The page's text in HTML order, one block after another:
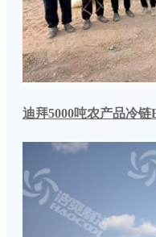
迪拜5000吨农产品冷链